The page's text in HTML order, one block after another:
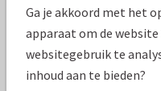
Specificaties bij deze
Papiersoort: Kies uit
Ga je akkoord met het
apparaat om de
websitegebruik te
inhoud aan te bieden?